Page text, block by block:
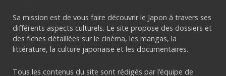
Sa mission est de vous faire découvrir le Japon à travers ses
différents aspects culturels. Le site propose des dossiers et
des fiches détaillées sur le cinéma, les mangas, la
littérature, la culture japonaise et les documentaires.
Tous les contenus du site sont rédigés par l’équipe de